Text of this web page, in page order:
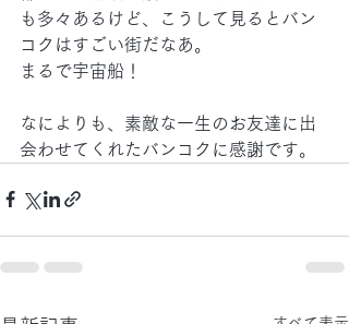
も多々あるけど、こうして見るとバン
コクはすごい街だなあ。
まるで宇宙船！
なによりも、素敵な一生のお友達に出
会わせてくれたバンコクに感謝です。